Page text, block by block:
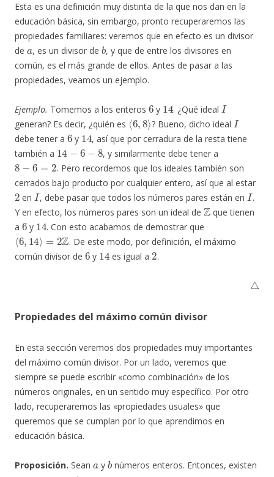
Esta es una definición muy distinta de la que nos dan en la
educación básica, sin embargo, pronto recuperaremos las
propiedades familiares: veremos que en efecto es un divisor
de
a
, es un divisor de
b
, y que de entre los divisores en
común, es el más grande de ellos. Antes de pasar a las
propiedades, veamos un ejemplo.
Ejemplo. Tomemos a los enteros
6
y . ¿Qué ideal
I
generan? Es decir, ¿quién es
⟨6,8⟩
? Bueno, dicho ideal
I
debe tener a
6
y
14
, así que por cerradura de la resta tiene
también a
14−6 −8
, y similarmente debe tener a
8−6=2
. Pero recordemos que los ideales también son
cerrados bajo producto por cualquier entero, así que al estar
2
en
I
, debe pasar que todos los números pares están en
I
.
Y en efecto, los números pares son un ideal de
Z
que tienen
a
6
y
14
. Con esto acabamos de demostrar que
⟨6, 14⟩= 2Z
. De este modo, por definición, el máximo
común divisor de
6
y
14
es igual a
2
.
△
Propiedades del máximo común divisor
En esta sección veremos dos propiedades muy importantes
del máximo común divisor. Por un lado, veremos que
siempre se puede escribir «como combinación» de los
números originales, en un sentido muy específico. Por otro
lado, recuperaremos las «propiedades usuales» que
queremos que se cumplan por lo que aprendimos en
educación básica.
Proposición. Sean y
b
números enteros. Entonces, existen
r s